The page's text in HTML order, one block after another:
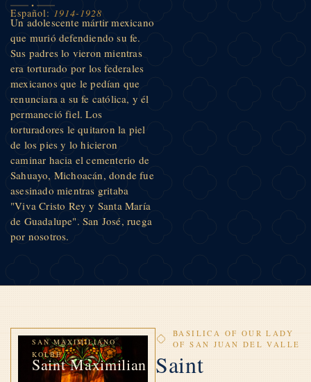
Español: 1914-1928
Un adolescente mártir mexicano
que murió defendiendo su fe.
Sus padres lo vieron mientras
era torturado por los federales
mexicanos que le pedían que
renunciara a su fe católica, y él
permaneció fiel. Los
torturadores le quitaron la piel
de los pies y lo hicieron
caminar hacia el cementerio de
Sahuayo, Michoacán, donde fue
asesinado mientras gritaba
"Viva Cristo Rey y Santa María
de Guadalupe". San José, ruega
por nosotros.
SAN MAXIMILIANO
KOLBE
Saint Maximilian
BASILICA OF OUR LADY
OF SAN JUAN DEL VALLE
Saint